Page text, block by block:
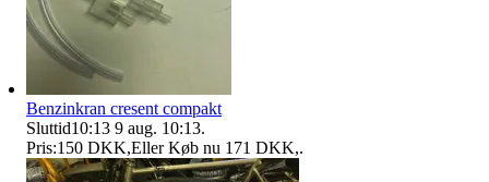
Benzinkran cresent compakt
Sluttid10:13 9 aug. 10:13.
Pris:150 DKK,Eller Køb nu 171 DKK,.